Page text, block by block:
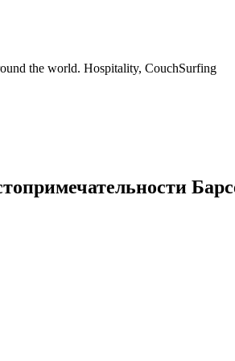
the world. Hospitality, CouchSurfing